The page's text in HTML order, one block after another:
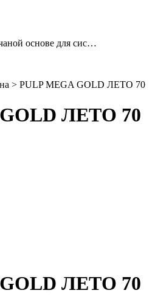
основе для сис…
> PULP MEGA GOLD ЛЕТО 70
ЛЕТО 70
ЛЕТО 70